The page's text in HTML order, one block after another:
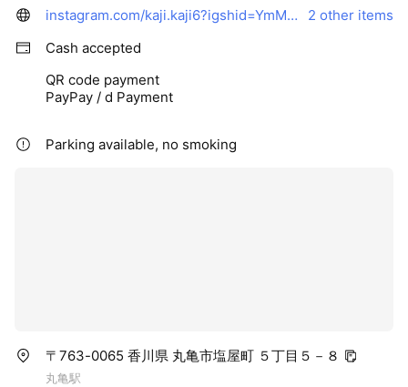
instagram.com/kaji.kaji6?igshid=YmMyMTA2M2Y=
2 other items
Cash accepted
QR code payment
PayPay / d Payment
Parking available, no smoking
〒763-0065 香川県 丸亀市塩屋町 ５丁目５－８
丸亀駅